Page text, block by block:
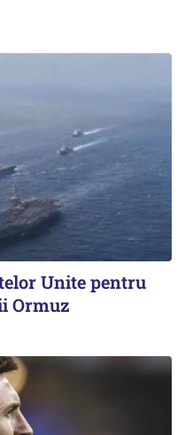
Unite pentru
Ormuz